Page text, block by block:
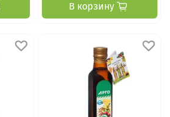
В корзину